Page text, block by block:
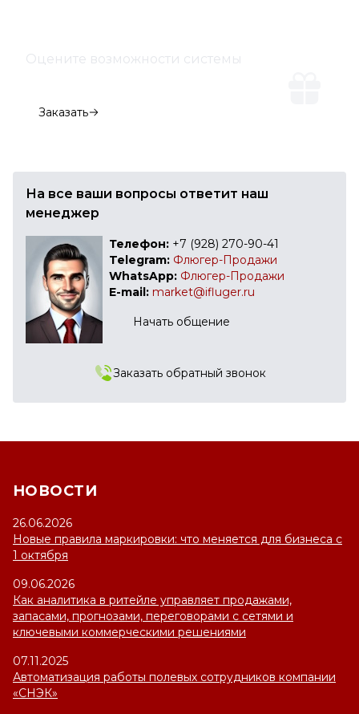
Оцените возможности системы
Заказать
На все ваши вопросы ответит наш
менеджер
Телефон: +7 (928) 270-90-41
Telegram: Флюгер-Продажи
WhatsApp: Флюгер-Продажи
E-mail: market@ifluger.ru
Начать общение
Заказать обратный звонок
НОВОСТИ
26.06.2026
Новые правила маркировки: что меняется для бизнеса с
1 октября
09.06.2026
Как аналитика в ритейле управляет продажами,
запасами, прогнозами, переговорами с сетями и
ключевыми коммерческими решениями
07.11.2025
Автоматизация работы полевых сотрудников компании
«СНЭК»